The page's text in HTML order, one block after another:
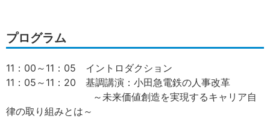
プログラム
11：00～11：05 イントロダクション
11：05～11：20 基調講演：小田急電鉄の人事改革
～未来価値創造を実現するキャリア自
律の取り組みとは～